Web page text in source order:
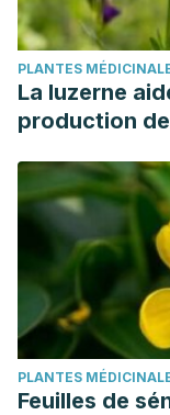
PLANTES
La luzerne
production
PLANTES
Feuilles de